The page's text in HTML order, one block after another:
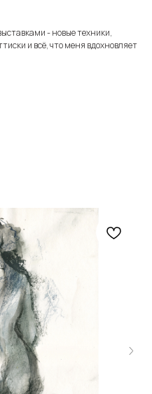
- новые техники,
и всё, что меня вдохновляет